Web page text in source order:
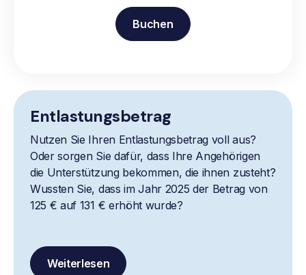
Buchen
Entlastungsbetrag
Nutzen Sie Ihren Entlastungsbetrag voll aus?
Oder sorgen Sie dafür, dass Ihre Angehörigen
die Unterstützung bekommen, die ihnen zusteht?
Wussten Sie, dass im Jahr 2025 der Betrag von
125 € auf 131 € erhöht wurde?
Weiterlesen